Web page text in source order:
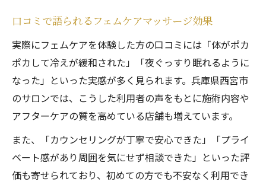
口コミで語られるフェムケアマッサージ効果
実際にフェムケアを体験した方の口コミには「体がポカ
ポカして冷えが緩和された」「夜ぐっすり眠れるように
なった」といった実感が多く見られます。兵庫県西宮市
のサロンでは、こうした利用者の声をもとに施術内容や
アフターケアの質を高めている店舗も増えています。
また、「カウンセリングが丁寧で安心できた」「プライ
ベート感があり周囲を気にせず相談できた」といった評
価も寄せられており、初めての方でも不安なく利用でき